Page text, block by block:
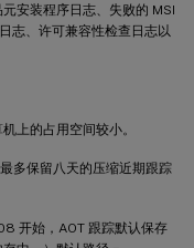
安装程序日志、失败的 MSI
志、许可兼容性检查日志以
上的占用空间较小。
多保留八天的压缩近期跟踪
开始，AOT 跟踪默认保存